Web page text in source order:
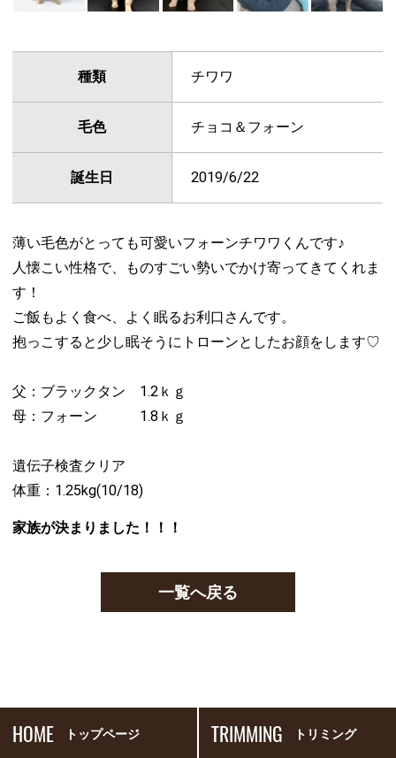
種類 チワワ
毛色 チョコ＆フォーン
誕生日 2019/6/22
薄い毛色がとっても可愛いフォーンチワワくんです♪
人懐こい性格で、ものすごい勢いでかけ寄ってきてくれま
す！
ご飯もよく食べ、よく眠るお利口さんです。
抱っこすると少し眠そうにトローンとしたお顔をします♡
父：ブラックタン 1.2ｋｇ
母：フォーン 1.8ｋｇ
遺伝子検査クリア
体重：1.25kg(10/18)
家族が決まりました！！！
一覧へ戻る
HOME トップページ TRIMMING トリミング